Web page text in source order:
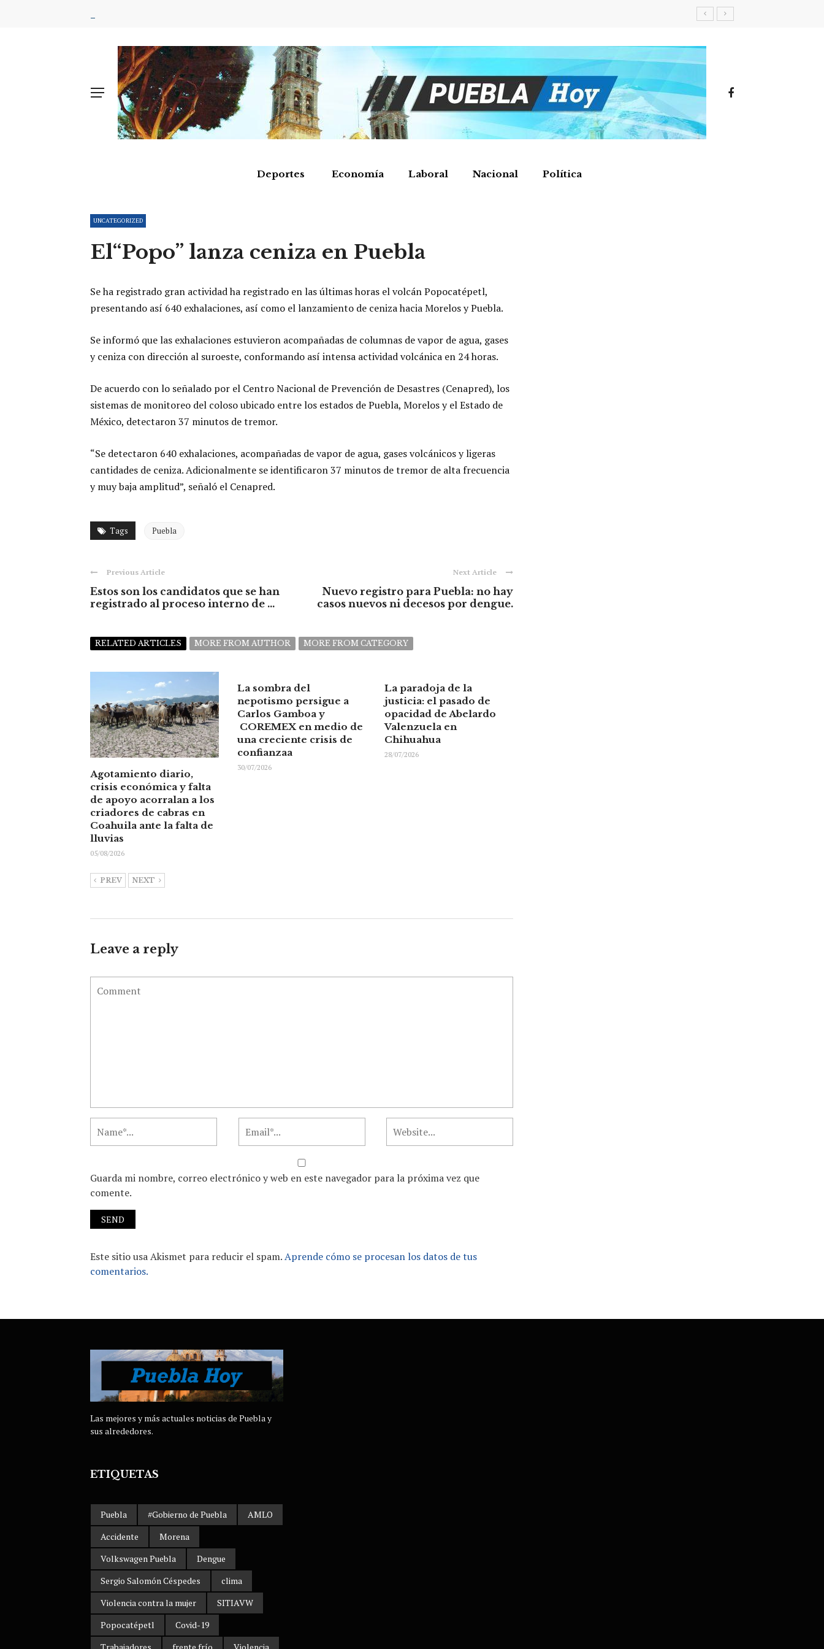
Deportes Economía Laboral Nacional Política
UNCATEGORIZED
El“Popo” lanza ceniza en Puebla
Se ha registrado gran actividad ha registrado en las últimas horas el volcán Popocatépetl,
presentando así 640 exhalaciones, así como el lanzamiento de ceniza hacia Morelos y Puebla.
Se informó que las exhalaciones estuvieron acompañadas de columnas de vapor de agua, gases
y ceniza con dirección al suroeste, conformando así intensa actividad volcánica en 24 horas.
De acuerdo con lo señalado por el Centro Nacional de Prevención de Desastres (Cenapred), los
sistemas de monitoreo del coloso ubicado entre los estados de Puebla, Morelos y el Estado de
México, detectaron 37 minutos de tremor.
“Se detectaron 640 exhalaciones, acompañadas de vapor de agua, gases volcánicos y ligeras
cantidades de ceniza. Adicionalmente se identificaron 37 minutos de tremor de alta frecuencia
y muy baja amplitud”, señaló el Cenapred.
Tags Puebla
Previous Article
Estos son los candidatos que se han
registrado al proceso interno de ...
Next Article
Nuevo registro para Puebla: no hay
casos nuevos ni decesos por dengue.
RELATED ARTICLES MORE FROM AUTHOR MORE FROM CATEGORY
Agotamiento diario,
crisis económica y falta
de apoyo acorralan a los
criadores de cabras en
Coahuila ante la falta de
lluvias
05/08/2026
La sombra del
nepotismo persigue a
Carlos Gamboa y
COREMEX en medio de
una creciente crisis de
confianzaa
30/07/2026
La paradoja de la
justicia: el pasado de
opacidad de Abelardo
Valenzuela en
Chihuahua
28/07/2026
PREV NEXT
Leave a reply
Guarda mi nombre, correo electrónico y web en este navegador para la próxima vez que
comente.
Este sitio usa Akismet para reducir el spam.Aprende cómo se procesan los datos de tus
comentarios.
Las mejores y más actuales noticias de Puebla y
sus alrededores.
ETIQUETAS
Puebla #Gobierno de Puebla
AMLO
Accidente
Morena
Volkswagen Puebla
Dengue
Sergio Salomón Céspedes
clima
Violencia contra la mujer
SITIAVW
Popocatépetl
Covid-19